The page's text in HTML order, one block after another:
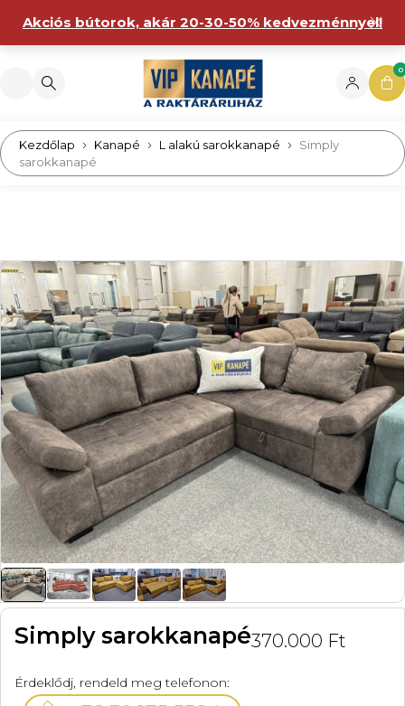
Akciós bútorok, akár 20-30-50% kedvezménnyel!
0
Kezdőlap Kanapé L alakú sarokkanapé
Simply
sarokkanapé
Simply sarokkanapé370.000 Ft
Érdeklődj, rendeld meg telefonon: